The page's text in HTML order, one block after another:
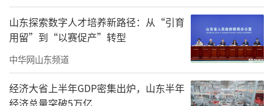
山东探索数字人才培养新路径：从“引育
用留”到“以赛促产”转型
中华网山东频道
经济大省上半年GDP密集出炉，山东半年
经济总量突破5万亿